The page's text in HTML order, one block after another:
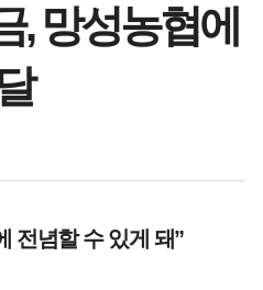
, 망성농협에
전념할 수 있게 돼”